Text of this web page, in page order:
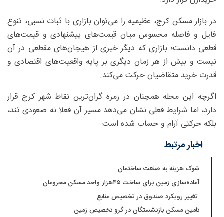
در بازار مسکن کرج، عظیمیه را می‌توان بازاری با ثبات نسبی، تنوع
فایل و فاصله محسوس میان قیمت‌های پیشنهادی و قیمت‌های
قطعی دانست؛ بازاری که دیگر خبری از هیجان‌های مقطعی در آن
نیست و بیش از هر زمان دیگری بر پایه واقعیت‌های اقتصادی و
قدرت خرید متقاضیان حرکت می‌کند.
اگرچه این محله همچنان در زمره گران‌ترین نقاط شهر کرج قرار
دارد، اما شرایط فعلی نشان می‌دهد مسیر آن فعلا نه صعودی تند،
بلکه حرکتی آرام و حساب‌ شده است.
اخبار مرتبط
شوک هزینه به صنعت ساختمان
آماده‌سازی زمین برای ساخت ۴۵‌هزار واحد مسکن محرومان
تغییر رویکرد صندوق در تخصیص منابع
تامین مسکن بازنشستگان در گرو تخصیص زمین